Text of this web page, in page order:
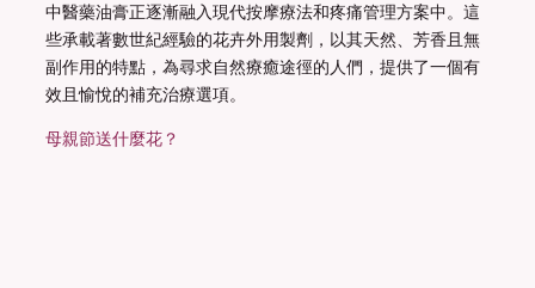
中醫藥油膏正逐漸融入現代按摩療法和疼痛管理方案中。這
些承載著數世紀經驗的花卉外用製劑，以其天然、芳香且無
副作用的特點，為尋求自然療癒途徑的人們，提供了一個有
效且愉悅的補充治療選項。
母親節送什麼花？